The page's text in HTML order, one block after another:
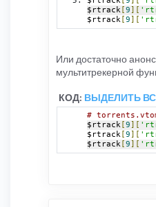
$rtrack 9
$rtrack 9
Или достаточно
мультитрекерной
КОД: ВЫДЕЛИТЬ
#
$rtrack 9
$rtrack 9
$rtrack 9